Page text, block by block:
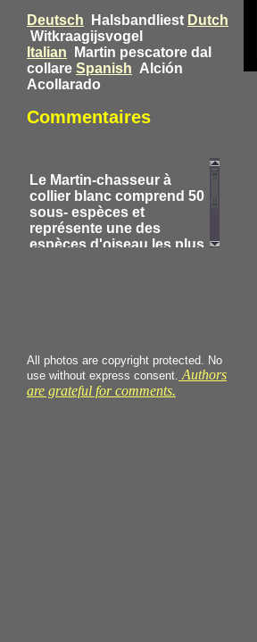
Deutsch Halsbandliest Dutch
Witkraagijsvogel
Italian
Martin pescatore dal
collare Spanish Alción
Acollarado
Commentaires
Le Martin-chasseur à
collier blanc comprend 50
sous- espèces et
représente une des
espèces d'oiseau les plus
bec avec une mandibule
supérieure noire et une
mandibule inférieure
All photos are copyright protected. No
use without express consent. Authors
are grateful for comments.